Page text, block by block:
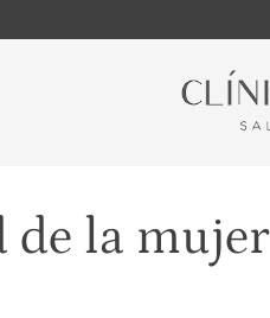
de la mujer